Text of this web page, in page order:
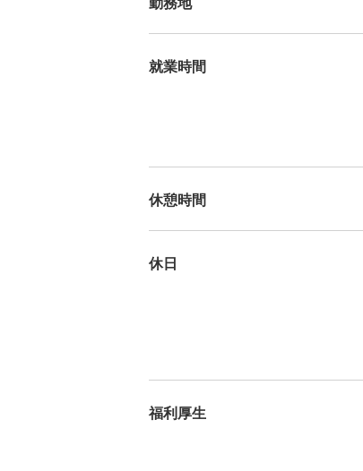
就業時間
休憩時間
休日
福利厚生